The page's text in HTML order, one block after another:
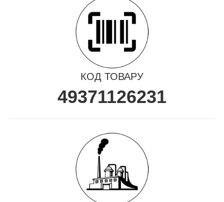
КОД ТОВАРУ
49371126231